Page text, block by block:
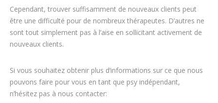
Cependant, trouver suffisamment de nouveaux clients peut
être une difficulté pour de nombreux thérapeutes. D’autres ne
sont tout simplement pas à l’aise en sollicitant activement de
nouveaux clients.
Si vous souhaitez obtenir plus d’informations sur ce que nous
pouvons faire pour vous en tant que psy indépendant,
n’hésitez pas à nous contacter: